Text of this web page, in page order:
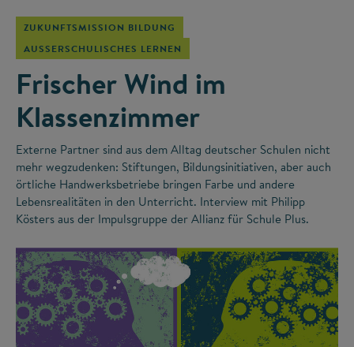
ZUKUNFTSMISSION BILDUNG
AUSSERSCHULISCHES LERNEN
Frischer Wind im
Klassenzimmer
Externe Partner sind aus dem Alltag deutscher Schulen nicht
mehr wegzudenken: Stiftungen, Bildungsinitiativen, aber auch
örtliche Handwerksbetriebe bringen Farbe und andere
Lebensrealitäten in den Unterricht. Interview mit Philipp
Kösters aus der Impulsgruppe der Allianz für Schule Plus.